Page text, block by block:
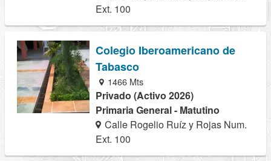
Ext. 100
Colegio Iberoamericano de
Tabasco
1466 Mts
Privado (Activo 2026)
Primaria General - Matutino
Calle Rogelio Ruíz y Rojas Num.
Ext. 100